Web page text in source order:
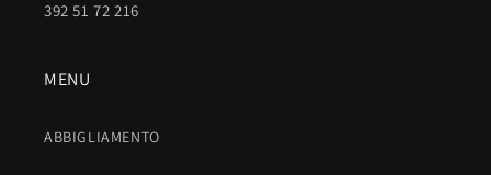
392 51 72 216
MENU
ABBIGLIAMENTO